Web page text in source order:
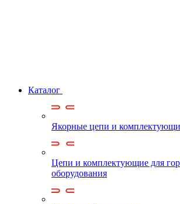
Каталог
Якорные цепи и
Цепи и комплектующие для
оборудования